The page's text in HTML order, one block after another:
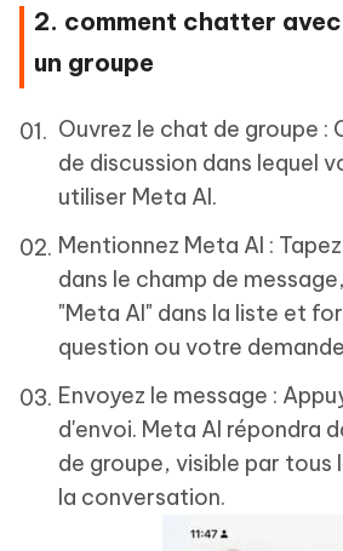
2. comment chatter
un groupe
Ouvrez le chat de groupe :
de discussion dans lequel
utiliser Meta AI.
Mentionnez Meta AI :
dans le champ de
"Meta AI" dans la liste et
question ou votre
Envoyez le message :
d'envoi. Meta AI répondra
de groupe, visible par tous
la conversation.